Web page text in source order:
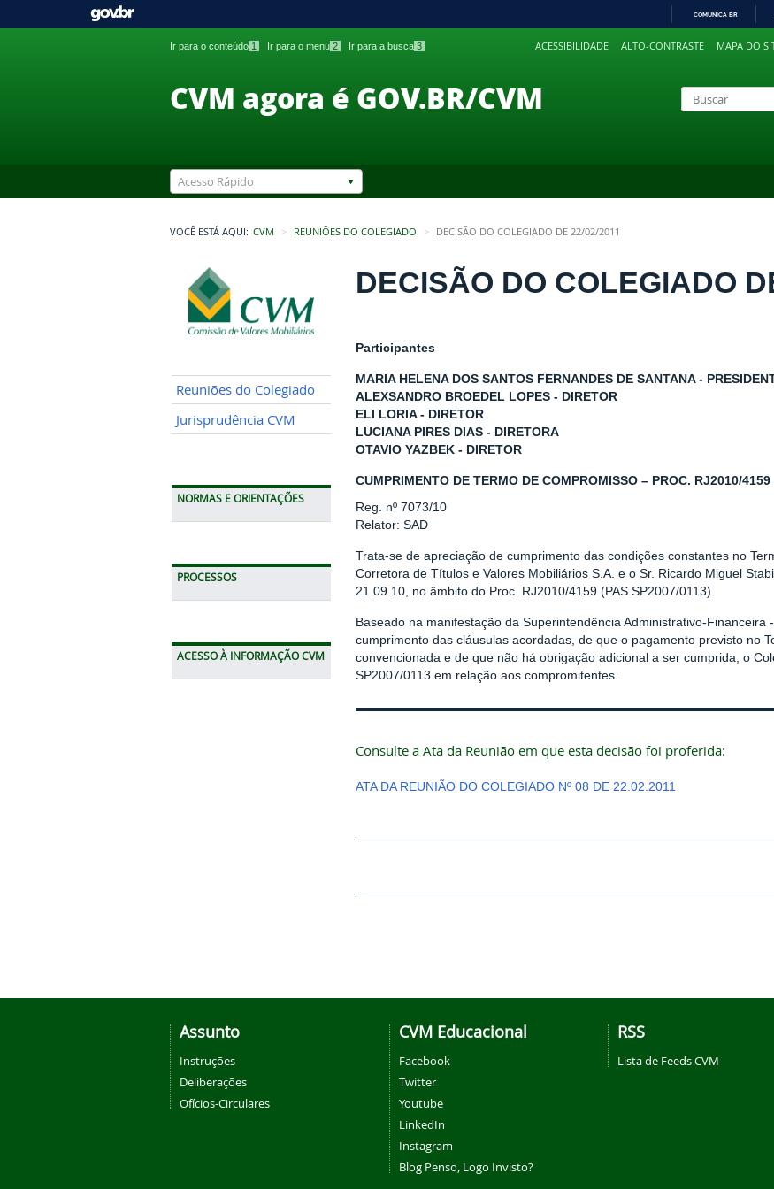
PARA
COMUNICA BR
Ir para o conteúdo 1 Ir para o menu 2 Ir para a busca 3 ACESSIBILIDADE ALTO-CONTRASTE MAPA DO
CVM agora é GOV.BR/CVM
Acesso Rápido
VOCÊ ESTÁ AQUI: CVM REUNIÕES DO COLEGIADO DECISÃO DO COLEGIADO DE 22/02/2011
Reuniões do Colegiado
Jurisprudência CVM
NORMAS E ORIENTAÇÕES
PROCESSOS
ACESSO À INFORMAÇÃO CVM
DECISÃO DO COLEGIADO
Participantes
MARIA HELENA DOS SANTOS FERNANDES DE SANTANA -
ALEXSANDRO BROEDEL LOPES - DIRETOR
ELI LORIA - DIRETOR
LUCIANA PIRES DIAS - DIRETORA
OTAVIO YAZBEK - DIRETOR
CUMPRIMENTO DE TERMO DE COMPROMISSO – PROC. RJ2010/
Reg. nº 7073/10
Relator: SAD
Trata-se de apreciação de cumprimento das condições constantes no
Corretora de Títulos e Valores Mobiliários S.A. e o Sr. Ricardo Miguel
21.09.10, no âmbito do Proc. RJ2010/4159 (PAS SP2007/0113).
Baseado na manifestação da Superintendência Administrativo-
cumprimento das cláusulas acordadas, de que o pagamento previsto no
convencionada e de que não há obrigação adicional a ser cumprida, o
SP2007/0113 em relação aos compromitentes.
Consulte a Ata da Reunião em que esta decisão foi proferida:
ATA DA REUNIÃO DO COLEGIADO Nº 08 DE 22.02.2011
Assunto
Instruções
Deliberações
Ofícios-Circulares
CVM Educacional
Facebook
Twitter
Youtube
LinkedIn
Instagram
Blog Penso, Logo Invisto?
RSS
Lista de Feeds CVM